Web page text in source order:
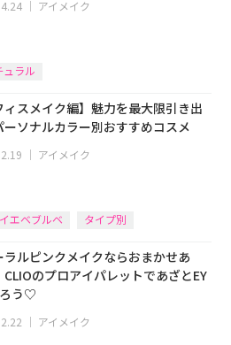
｜ アイメイク
ュラル
ィスメイク編】魅力を最大限引き出
ーソナルカラー別おすすめコスメ
｜ アイメイク
イエベブルベ タイプ別
ラルピンクメイクならおまかせあ
CLIOのプロアイパレットであざとEY
う♡
｜ アイメイク